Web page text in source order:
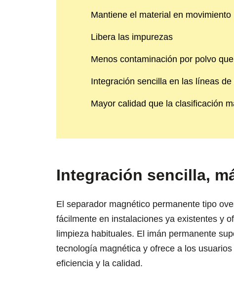
Mantiene el material en movimiento
Libera las impurezas
Menos contaminación por polvo
Integración sencilla en las líneas
Mayor calidad que la clasificación
Integración sencilla,
El separador magnético permanente tipo
fácilmente en instalaciones ya existentes y
limpieza habituales. El imán permanente
tecnología magnética y ofrece a los
eficiencia y la calidad.